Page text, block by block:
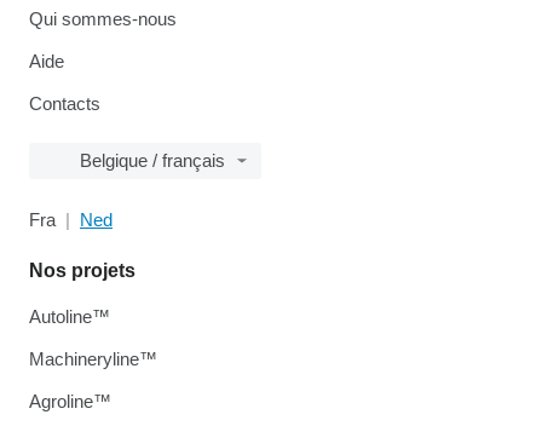
Qui sommes-nous
Aide
Contacts
Belgique / français
Fra Ned
Nos projets
Autoline™
Machineryline™
Agroline™